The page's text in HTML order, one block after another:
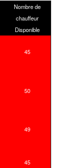
Nombre de
chauffeur
Disponible
45
50
49
45